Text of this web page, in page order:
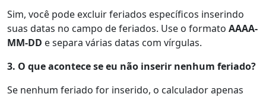
Sim, você pode excluir feriados específicos inserindo
suas datas no campo de feriados. Use o formato AAAA-
MM-DD e separa várias datas com vírgulas.
3. O que acontece se eu não inserir nenhum feriado?
Se nenhum feriado for inserido, o calculador apenas